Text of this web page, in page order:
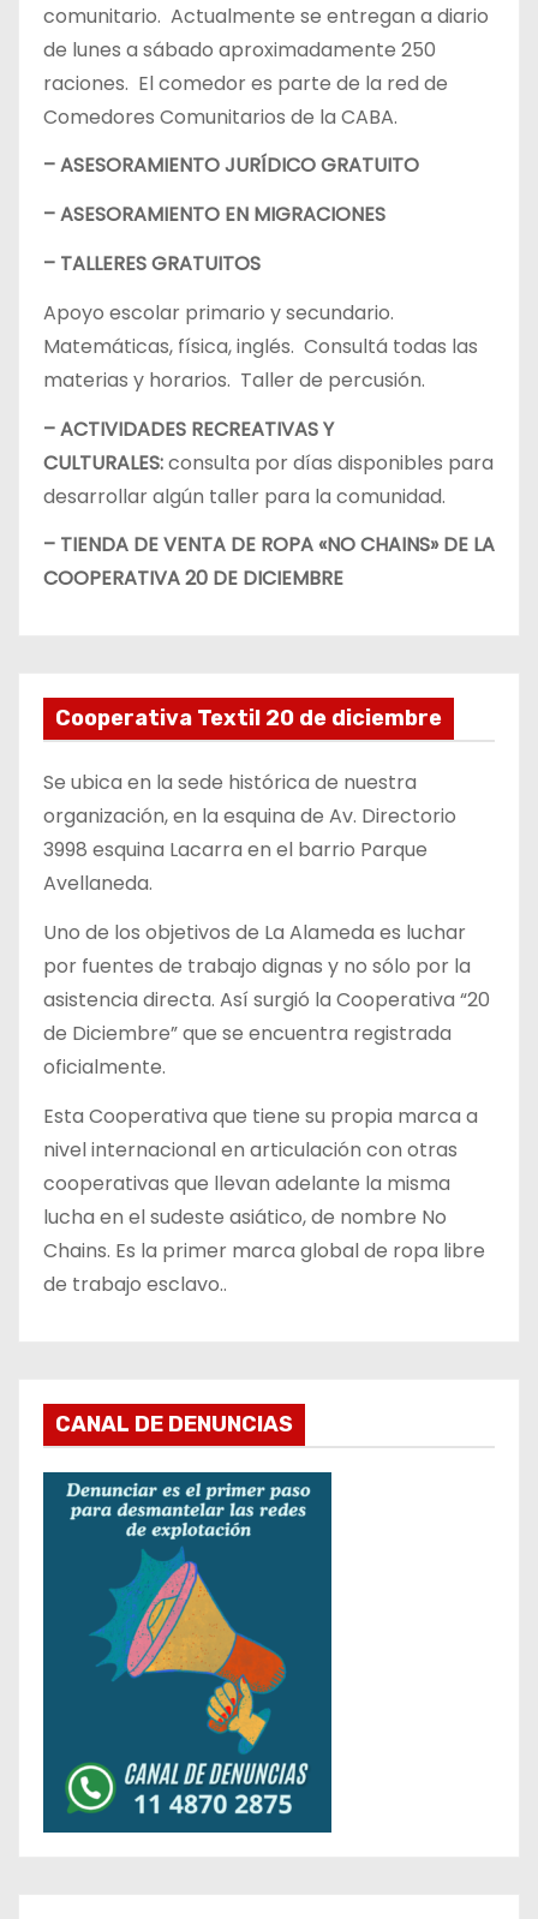
comunitario. Actualmente se entregan a diario
de lunes a sábado aproximadamente 250
raciones. El comedor es parte de la red de
Comedores Comunitarios de la CABA.
– ASESORAMIENTO JURÍDICO GRATUITO
– ASESORAMIENTO EN MIGRACIONES
– TALLERES GRATUITOS
Apoyo escolar primario y secundario.
Matemáticas, física, inglés. Consultá todas las
materias y horarios. Taller de percusión.
– ACTIVIDADES RECREATIVAS Y
CULTURALES:consulta por días disponibles para
desarrollar algún taller para la comunidad.
– TIENDA DE VENTA DE ROPA «NO CHAINS» DE LA
COOPERATIVA 20 DE DICIEMBRE
Cooperativa Textil 20 de diciembre
Se ubica en la sede histórica de nuestra
organización, en la esquina de Av. Directorio
3998 esquina Lacarra en el barrio Parque
Avellaneda.
Uno de los objetivos de La Alameda es luchar
por fuentes de trabajo dignas y no sólo por la
asistencia directa. Así surgió la Cooperativa “20
de Diciembre” que se encuentra registrada
oficialmente.
Esta Cooperativa que tiene su propia marca a
nivel internacional en articulación con otras
cooperativas que llevan adelante la misma
lucha en el sudeste asiático, de nombre No
Chains. Es la primer marca global de ropa libre
de trabajo esclavo..
CANAL DE DENUNCIAS